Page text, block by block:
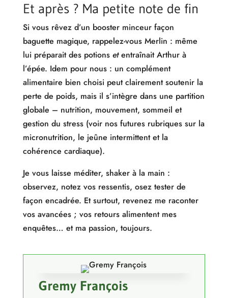
Et après ? Ma petite note de fin
Si vous rêvez d’un booster minceur façon
baguette magique, rappelez-vous Merlin : même
lui préparait des potions etentraînait Arthur à
l’épée. Idem pour nous : un complément
alimentaire bien choisi peut clairement soutenir la
perte de poids, mais il s’intègre dans une partition
globale – nutrition, mouvement, sommeil et
gestion du stress (voir nos futures rubriques sur la
micronutrition, le jeûne intermittent et la
cohérence cardiaque).
Je vous laisse méditer, shaker à la main :
observez, notez vos ressentis, osez tester de
façon encadrée. Et surtout, revenez me raconter
vos avancées ; vos retours alimentent mes
enquêtes… et ma passion, toujours.
Gremy François